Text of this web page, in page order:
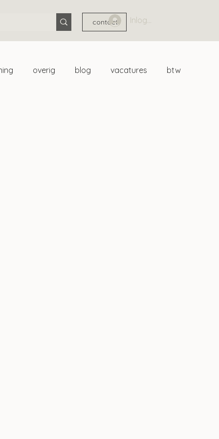
contact Inloggen
overig blog vacatures btw